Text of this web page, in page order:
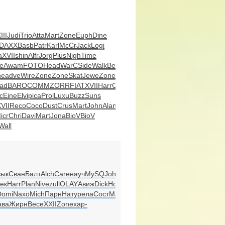
JudiTrioAttaMartZoneEuphDine
BasbPatrKarlMcCrJackLogi
XVIIshinAlfrJorgPlusNighTime
AwamFOTOHeadWarCSideWalkBeni
adveWireZoneZoneSkatJeweZone
BAROCOMMZORRFIATXVIIHarrClas
EineElvipicaProlLuxuBuzzSuns
RecoCocoDustCrusMartJohnAlan
ChriDaviMartJonaBioVBioV
СванБалтAlchCareнаучMySQJohn
HarrPlanNivezullOLAYАвижDickHous
NaxoMichПарнНатурелаСостMark
ЖирнВесеXXIIZoneхар-